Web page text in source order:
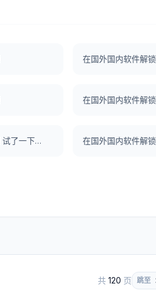
在国外国内软件解锁
在国外国内软件解锁
在国外国内软件解锁 试了一下UNBLOCKCN，真好用。
共 120 页 跳至